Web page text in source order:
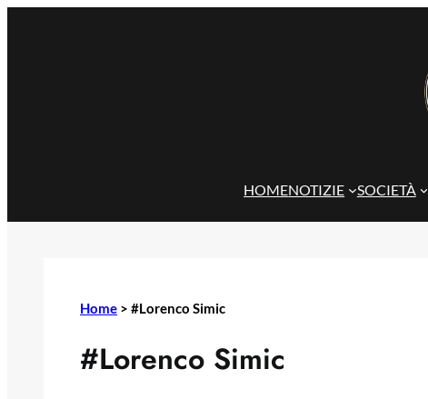
HOMENOTIZIE SOCIETÀ
Home > #Lorenco Simic
#Lorenco Simic